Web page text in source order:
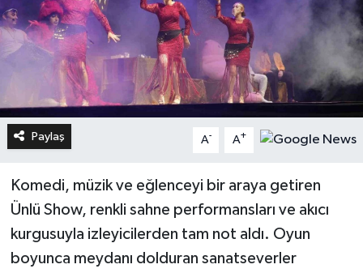
Paylaş A- A+
Komedi, müzik ve eğlenceyi bir araya getiren
Ünlü Show, renkli sahne performansları ve akıcı
kurgusuyla izleyicilerden tam not aldı. Oyun
boyunca meydanı dolduran sanatseverler